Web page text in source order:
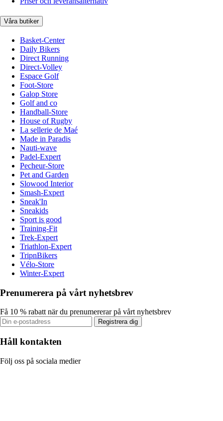
Våra butiker
Basket-Center
Daily Bikers
Direct Running
Direct-Volley
Espace Golf
Foot-Store
Galop Store
Golf and co
Handball-Store
House of Rugby
La sellerie de Maé
Made in Paradis
Nauti-wave
Padel-Expert
Pecheur-Store
Pet and Garden
Slowood Interior
Smash-Expert
Sneak'In
Sneakids
Sport is good
Training-Fit
Trek-Expert
Triathlon-Expert
TripnBikers
Vélo-Store
Winter-Expert
Prenumerera på vårt nyhetsbrev
Få 10 % rabatt när du prenumererar på vårt nyhetsbrev
Registrera dig
Håll kontakten
Följ oss på sociala medier